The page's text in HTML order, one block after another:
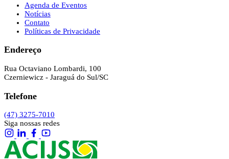
Agenda de Eventos
Notícias
Contato
Políticas de Privacidade
Endereço
Rua Octaviano Lombardi, 100
Czerniewicz - Jaraguá do Sul/SC
Telefone
(47) 3275-7010
Siga nossas redes